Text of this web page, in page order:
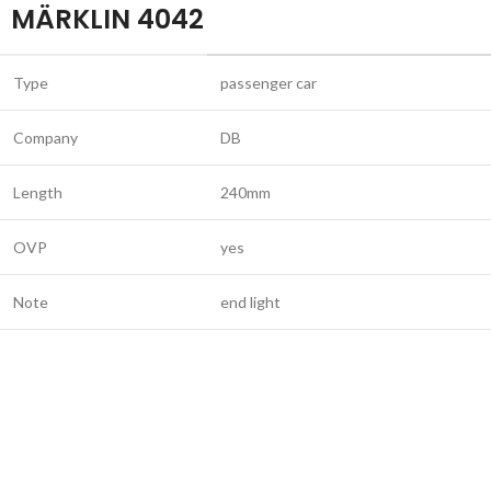
MÄRKLIN 4042
Type passenger car
Company DB
Length 240mm
OVP yes
Note end light